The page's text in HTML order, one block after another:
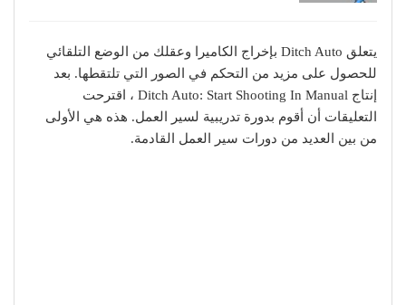
يتعلق Ditch Auto بإخراج الكاميرا وعقلك من الوضع التلقائي
للحصول على مزيد من التحكم في الصور التي تلتقطها. بعد
إنتاج Ditch Auto: Start Shooting In Manual ، اقترحت
التعليقات أن أقوم بدورة تدريبية لسير العمل. هذه هي الأولى
من بين العديد من دورات سير العمل القادمة.